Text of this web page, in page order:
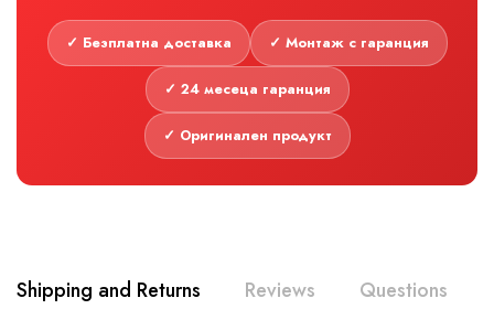
✓ Безплатна доставка ✓ Монтаж с гаранция
✓ 24 месеца гаранция
✓ Оригинален продукт
Shipping and Returns Reviews Questions